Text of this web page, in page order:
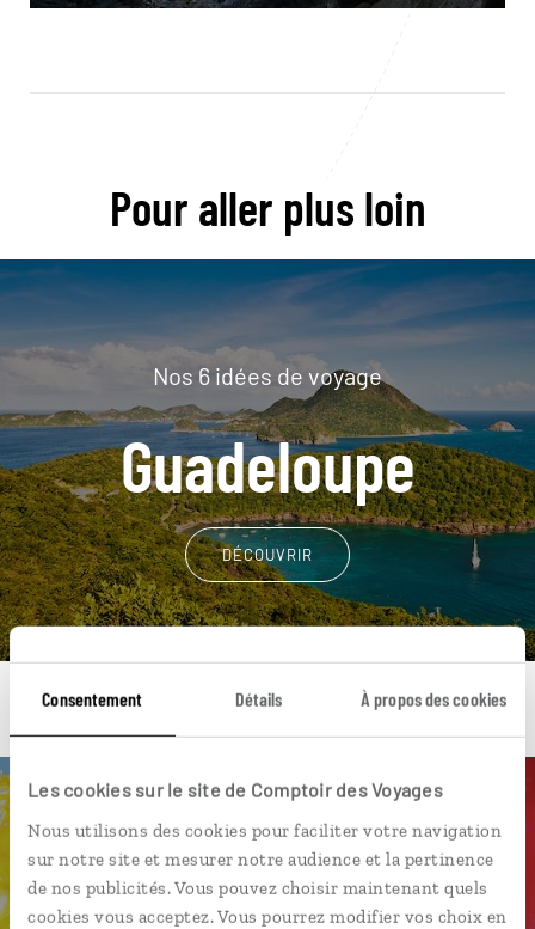
Consentement Détails À propos des cookies
Les cookies sur le site de Comptoir des Voyages
Nous utilisons des cookies pour faciliter votre navigation
sur notre site et mesurer notre audience et la pertinence
de nos publicités. Vous pouvez choisir maintenant quels
cookies vous acceptez. Vous pourrez modifier vos choix en
Pour aller plus loin
Nos 6 idées de voyage
Guadeloupe
DÉCOUVRIR
Une envie de voyage
particulière ?